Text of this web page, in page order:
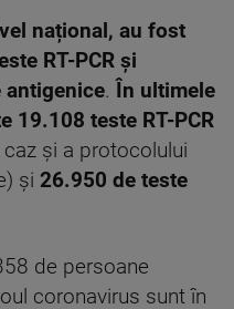
național, au fost
RT-PCR și
antigenice. În ultimele
19.108 teste RT-PCR
și a protocolului
și 26.950 de teste
de persoane
coronavirus sunt în